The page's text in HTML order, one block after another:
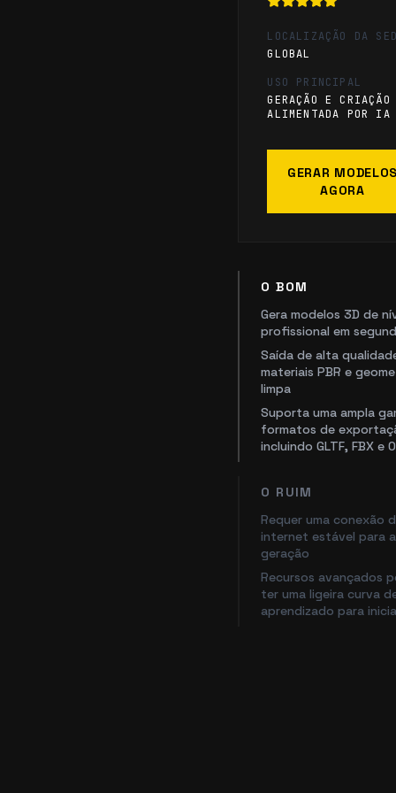
LOCALIZAÇÃO DA
GLOBAL
USO PRINCIPAL
GERAÇÃO E
ALIMENTADA POR IA
GERAR
AGORA
O BOM
Gera modelos 3D de
profissional em
Saída de alta
materiais PBR e
limpa
Suporta uma ampla
formatos de
incluindo GLTF, FBX e
O RUIM
Requer uma conexão
internet estável para a
geração
Recursos avançados
ter uma ligeira curva
aprendizado para